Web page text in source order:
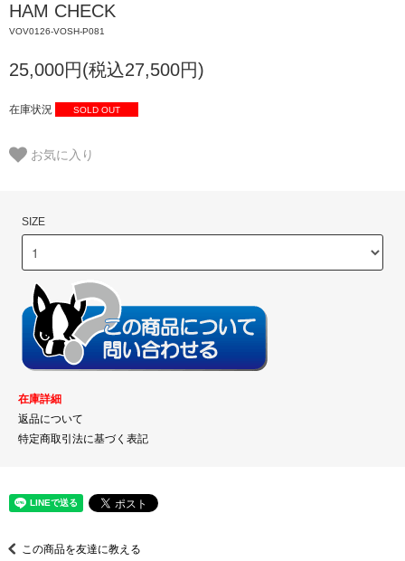
HAM CHECK
VOV0126-VOSH-P081
25,000円(税込27,500円)
在庫状況 SOLD OUT
お気に入り
SIZE
在庫詳細
返品について
特定商取引法に基づく表記
この商品を友達に教える